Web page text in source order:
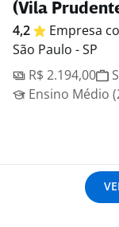
(Vila
4,2 Empresa
São Paulo - SP
R$ 2.194,00
Ensino Médio